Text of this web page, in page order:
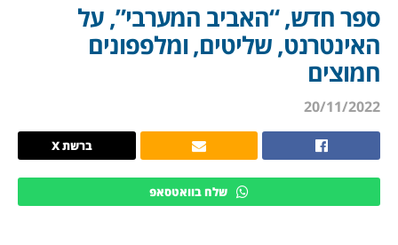
ספר חדש, “האביב המערבי”, על
האינטרנט, שליטים, ומלפפונים
חמוצים
20/11/2022
ברשת X
שלח בוואטסאפ